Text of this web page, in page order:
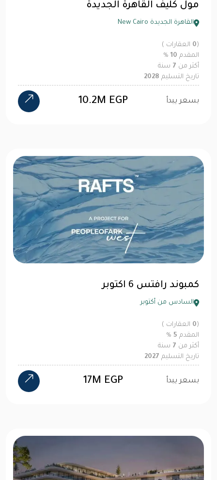
مول كليف القاهرة الجديدة
القاهرة الجديدة New Cairo
(
0 العقارات )
المقدم 10
%
أكثر من 7 سنة
تاريخ التسليم 2028
بسعر يبدأ 10.2M EGP
كمبوند رافتس 6 اكتوبر
السادس من أكتوبر
(
0 العقارات )
المقدم 5
%
أكثر من 7 سنة
تاريخ التسليم 2027
بسعر يبدأ 17M EGP